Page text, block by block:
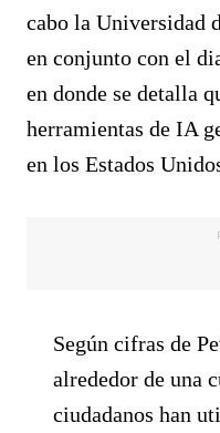
cabo la Universidad
en conjunto con el
en donde se detalla
herramientas de IA
en los Estados
Según cifras de
alrededor de una
ciudadanos han